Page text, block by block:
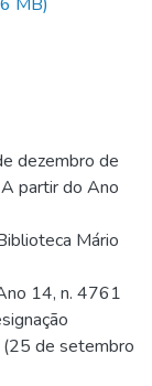
dezembro de
partir do Ano
Mário
14, n. 4761
(25 de setembro